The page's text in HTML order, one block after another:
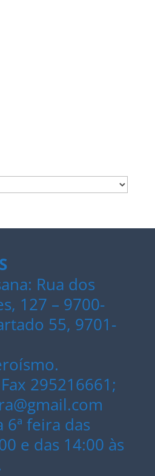
Rua dos
127 – 9700-
55, 9701-
295216661;
6ª feira das
e das 14:00 às